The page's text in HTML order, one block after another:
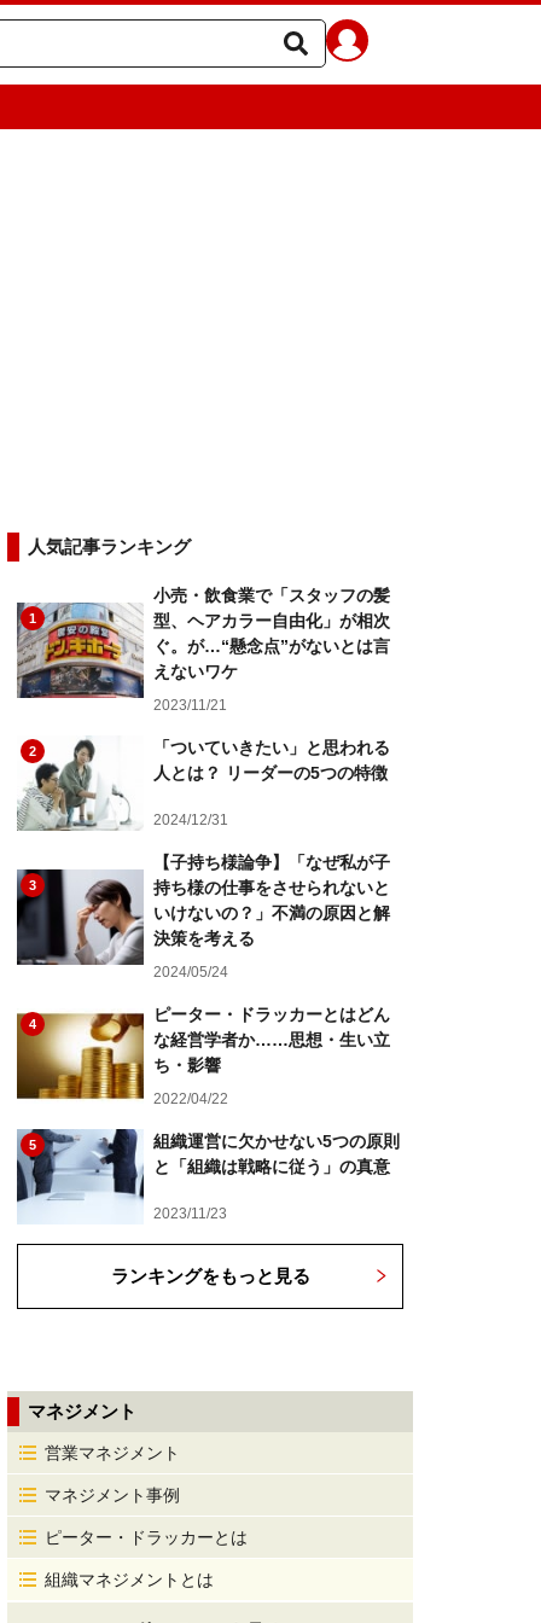
人気記事ランキング
1
小売・飲食業で「スタッフの髪
型、ヘアカラー自由化」が相次
ぐ。が…“懸念点”がないとは言
えないワケ
2023/11/21
2
「ついていきたい」と思われる
人とは？ リーダーの5つの特徴
2024/12/31
3
【子持ち様論争】「なぜ私が子
持ち様の仕事をさせられないと
いけないの？」不満の原因と解
決策を考える
2024/05/24
4
ピーター・ドラッカーとはどん
な経営学者か……思想・生い立
ち・影響
2022/04/22
5
組織運営に欠かせない5つの原則
と「組織は戦略に従う」の真意
2023/11/23
ランキングをもっと見る
マネジメント
営業マネジメント
マネジメント事例
ピーター・ドラッカーとは
組織マネジメントとは